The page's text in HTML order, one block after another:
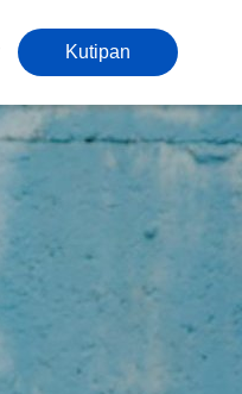
Kutipan